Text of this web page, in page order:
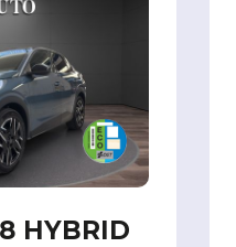
HYBRID